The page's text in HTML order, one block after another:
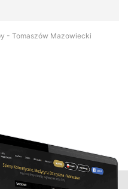
- Tomaszów Mazowiecki